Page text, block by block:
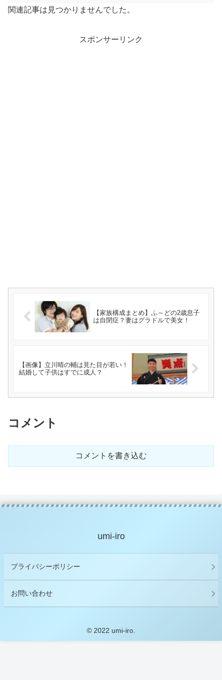
関連記事は見つかりませんでした。
スポンサーリンク
【家族構成まとめ】ふ～どの2歳息子
は自閉症？妻はグラドルで美女！
【画像】立川晴の輔は見た目が若い！
結婚して子供はすでに成人？
コメント
コメントを書き込む
umi-iro
プライバシーポリシー
お問い合わせ
© 2022 umi-iro.